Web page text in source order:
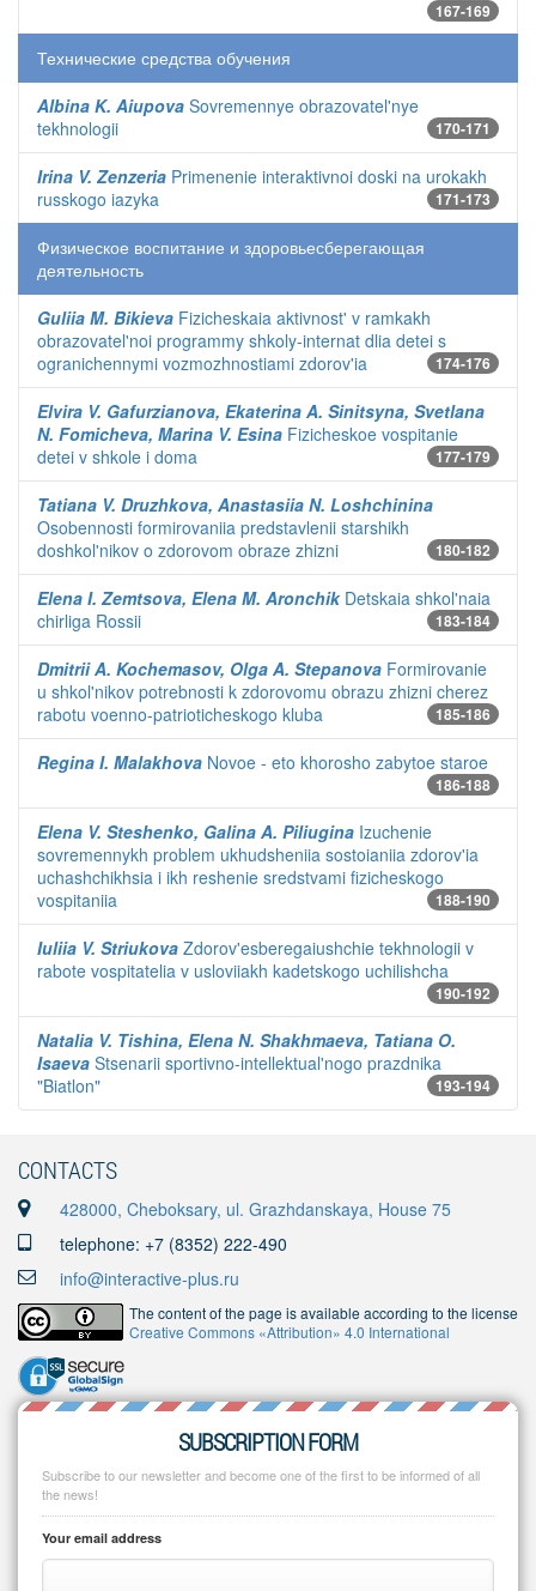
167-169
Технические средства обучения
Albina K. Aiupova Sovremennye obrazovatel'nye
tekhnologii
170-171
Irina V. Zenzeria Primenenie interaktivnoi doski na urokakh
russkogo iazyka
171-173
Физическое воспитание и здоровьесберегающая
деятельность
Guliia M. Bikieva Fizicheskaia aktivnost' v ramkakh
obrazovatel'noi programmy shkoly-internat dlia detei s
ogranichennymi vozmozhnostiami zdorov'ia
174-176
Elvira V. Gafurzianova, Ekaterina A. Sinitsyna, Svetlana
N. Fomicheva, Marina V. Esina Fizicheskoe vospitanie
detei v shkole i doma
177-179
Tatiana V. Druzhkova, Anastasiia N. Loshchinina
Osobennosti formirovaniia predstavlenii starshikh
doshkol'nikov o zdorovom obraze zhizni
180-182
Elena I. Zemtsova, Elena M. AronchikDetskaia shkol'naia
chirliga Rossii
183-184
Dmitrii A. Kochemasov, Olga A. Stepanova Formirovanie
u shkol'nikov potrebnosti k zdorovomu obrazu zhizni cherez
rabotu voenno-patrioticheskogo kluba
185-186
Regina I. Malakhova Novoe - eto khorosho zabytoe staroe
186-188
Elena V. Steshenko, Galina A. Piliugina Izuchenie
sovremennykh problem ukhudsheniia sostoianiia zdorov'ia
uchashchikhsia i ikh reshenie sredstvami fizicheskogo
vospitaniia
188-190
Iuliia V. Striukova Zdorov'esberegaiushchie tekhnologii v
rabote vospitatelia v usloviiakh kadetskogo uchilishcha
190-192
Natalia V. Tishina, Elena N. Shakhmaeva, Tatiana O.
Isaeva Stsenarii sportivno-intellektual'nogo prazdnika
"Biatlon"
193-194
CONTACTS
428000, Cheboksary, ul. Grazhdanskaya, House 75
telephone: +7 (8352) 222-490
info@interactive-plus.ru
The content of the page is available according to the license
Creative Commons «Attribution» 4.0 International
SUBSCRIPTION FORM
Subscribe to our newsletter and become one of the first to be informed of all
the news!
Your email address